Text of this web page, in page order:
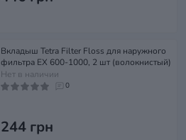
Вкладыш Tetra Filter Floss для наружного
фильтра EX 600-1000, 2 шт (волокнистый)
Нет в наличии
0
244 грн